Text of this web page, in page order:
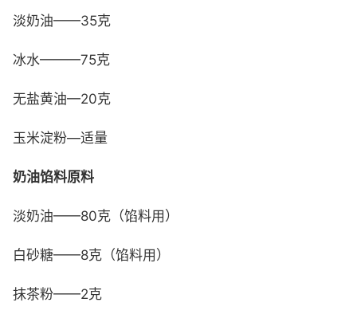
淡奶油——35克
冰水———75克
无盐黄油—20克
玉米淀粉—适量
奶油馅料原料
淡奶油——80克（馅料用）
白砂糖——8克（馅料用）
抹茶粉——2克